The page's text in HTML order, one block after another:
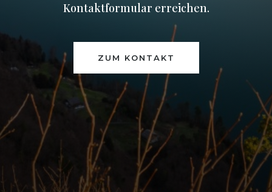
Kontaktformular erreichen.
ZUM KONTAKT